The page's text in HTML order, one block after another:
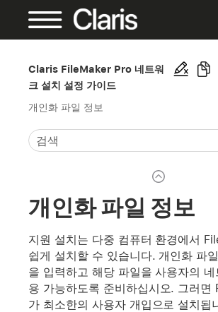
Claris FileMaker Pro 네트워
크 설치 설정 가이드
개인화 파일 정보
개인화 파일 정보
지원 설치는 다중 컴퓨터 환경에서
쉽게 설치할 수 있습니다. 개인화 파
을 입력하고 해당 파일을 사용자의
용 가능하도록 준비하십시오. 그러면
가 최소한의 사용자 개입으로 설치됩